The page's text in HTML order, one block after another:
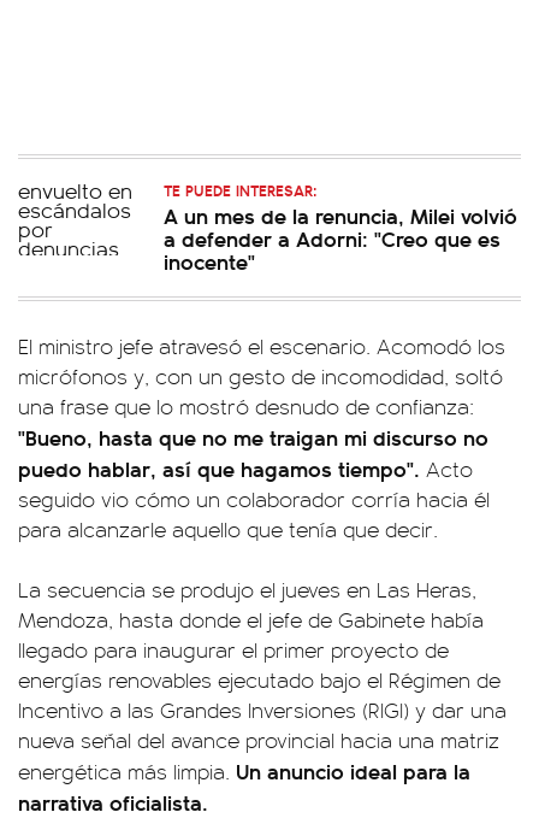
TE PUEDE INTERESAR:
A un mes de la renuncia, Milei volvió
a defender a Adorni: "Creo que es
inocente"
El ministro jefe atravesó el escenario. Acomodó los
micrófonos y, con un gesto de incomodidad, soltó
una frase que lo mostró desnudo de confianza:
"Bueno, hasta que no me traigan mi discurso no
puedo hablar, así que hagamos tiempo". Acto
seguido vio cómo un colaborador corría hacia él
para alcanzarle aquello que tenía que decir.
La secuencia se produjo el jueves en Las Heras,
Mendoza, hasta donde el jefe de Gabinete había
llegado para inaugurar el primer proyecto de
energías renovables ejecutado bajo el Régimen de
Incentivo a las Grandes Inversiones (RIGI) y dar una
nueva señal del avance provincial hacia una matriz
energética más limpia. Un anuncio ideal para la
narrativa oficialista.